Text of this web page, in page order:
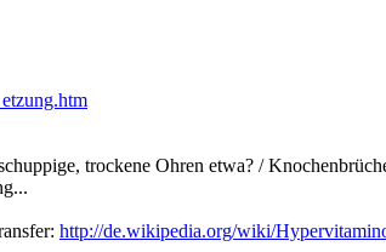
trockene Ohren etwa? /
http://de.wikipedia.org/wiki/